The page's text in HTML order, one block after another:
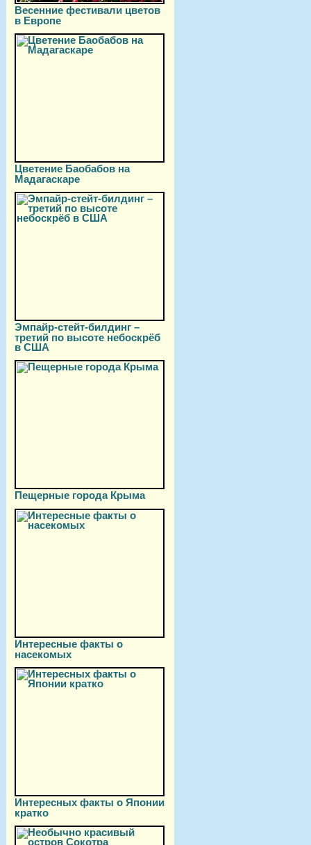
Весенние фестивали цветов
в Европе
Цветение Баобабов на
Мадагаскаре
Эмпайр-стейт-билдинг –
третий по высоте небоскрёб
в США
Пещерные города Крыма
Интересные факты о
насекомых
Интересных факты о Японии
кратко